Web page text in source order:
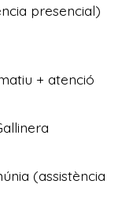
presencial)
+ atenció
(assistència